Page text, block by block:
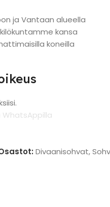
ja Vantaan alueella
kansa
koneilla
Divaanisohvat,